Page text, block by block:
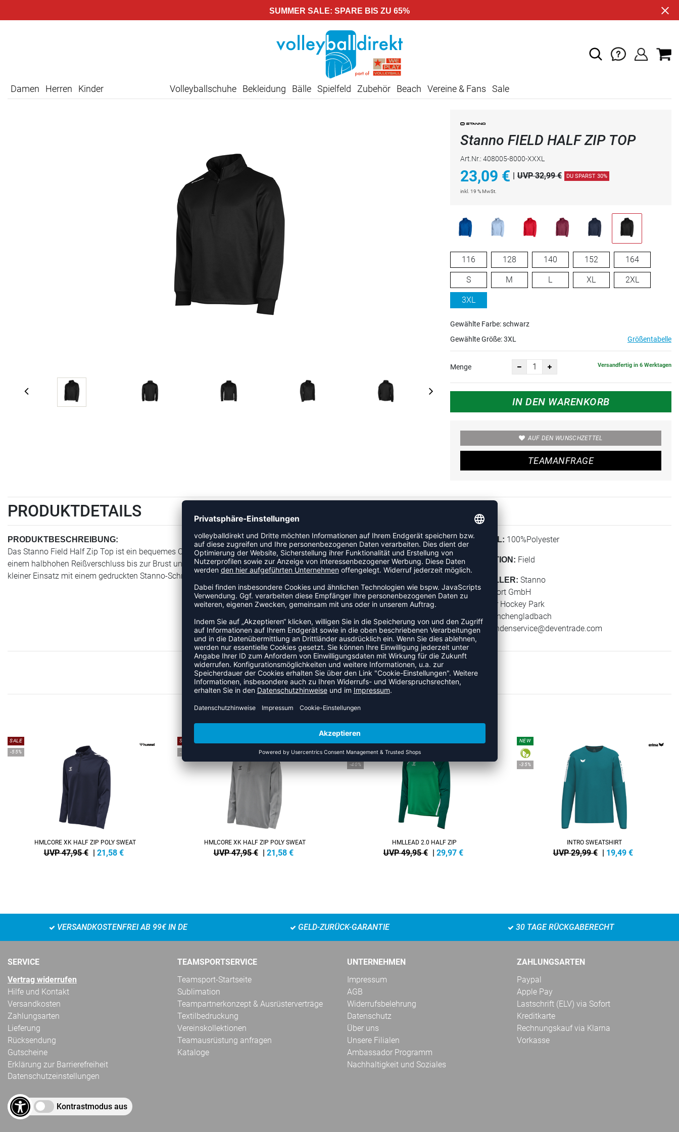
SUMMER SALE: SPARE BIS ZU 65%
Damen Herren Kinder Volleyballschuhe Bekleidung Bälle Spielfeld Zubehör Beach Vereine & Fans Sale
Stanno FIELD HALF ZIP TOP
Art.Nr.: 408005-8000-XXXL
23,09 € UVP 32,99 € DU SPARST 30%
inkl. 19 % MwSt.
116 128 140 152 164
S M L XL 2XL
3XL
Gewählte Farbe: schwarz
Gewählte Größe:3XL Größentabelle
Menge Versandfertig in 6 Werktagen
IN DEN WARENKORB
AUF DEN WUNSCHZETTEL
TEAMANFRAGE
PRODUKTDETAILS
PRODUKTBESCHREIBUNG:
Das Stanno Field Half Zip Top ist ein bequemes Oberteil aus weichen Stoff und einer gebürsteten Innenseite. Das Top ist mit
einem halbhohen Reißverschluss bis zur Brust und elastischen Bündchen ausgestattet. An der rechten Schulter ist ein
kleiner Einsatz mit einem gedruckten Stanno-Schriftzug.
MATERIAL: 100%Polyester
KOLLEKTION: Field
HERSTELLER: Stanno
Stanno Sport GmbH
Warsteiner Hockey Park
41179 Mönchengladbach
E-Mail:
kundenservice@deventrade.com
ZULETZT ANGESEHEN
MEHR AUS DER KATEGORIE SWEATSHIRTS
SALE
-55%
HMLCORE XK HALF ZIP POLY SWEAT
UVP 47,95 € | 21,58 €
SALE
-55%
HMLCORE XK HALF ZIP POLY SWEAT
UVP 47,95 € | 21,58 €
-40%
HMLLEAD 2.0 HALF ZIP
UVP 49,95 € | 29,97 €
NEW
-35%
INTRO SWEATSHIRT
UVP 29,99 € | 19,49 €
VERSANDKOSTENFREI AB 99€ IN DE GELD-ZURÜCK-GARANTIE 30 TAGE RÜCKGABERECHT
SERVICE
Vertrag widerrufen
Hilfe und Kontakt
Versandkosten
Zahlungsarten
Lieferung
Rücksendung
Gutscheine
Erklärung zur Barrierefreiheit
Datenschutzeinstellungen
Kontrastmodus aus
TEAMSPORTSERVICE
Teamsport-Startseite
Sublimation
Teampartnerkonzept & Ausrüsterverträge
Textilbedruckung
Vereinskollektionen
Teamausrüstung anfragen
Kataloge
UNTERNEHMEN
Impressum
AGB
Widerrufsbelehrung
Datenschutz
Über uns
Unsere Filialen
Ambassador Programm
Nachhaltigkeit und Soziales
ZAHLUNGSARTEN
Paypal
Apple Pay
Lastschrift (ELV) via Sofort
Kreditkarte
Rechnungskauf via Klarna
Vorkasse